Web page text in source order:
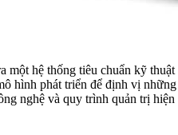
một hệ thống tiêu chuẩn kỹ thuật
hình phát triển để định vị những
nghệ và quy trình quản trị hiện